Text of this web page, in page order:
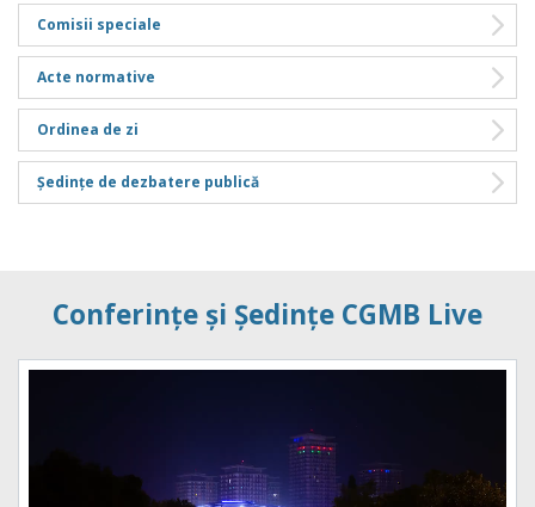
Comisii speciale
Acte normative
Ordinea de zi
Ședințe de dezbatere publică
Conferințe și Ședințe CGMB Live